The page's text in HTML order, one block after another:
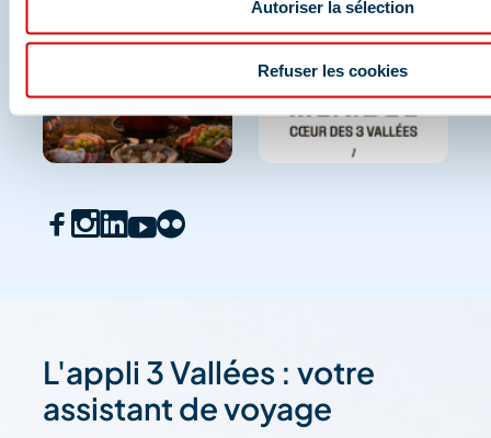
Autoriser la sélection
Refuser les cookies
L'appli 3 Vallées : votre
assistant de voyage